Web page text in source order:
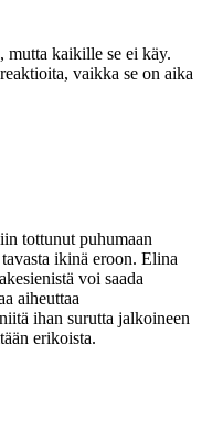
mutta kaikille se ei käy.
vaikka se on aika
tottunut puhumaan
ikinä eroon. Elina
voi saada
aiheuttaa
ihan surutta jalkoineen
erikoista.